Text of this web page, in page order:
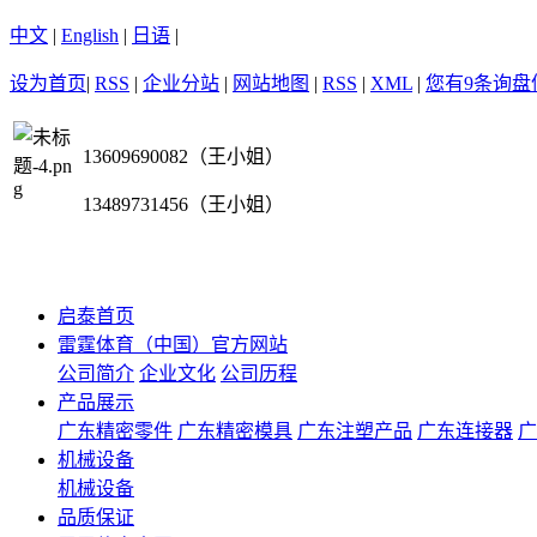
中文 | English | 日语 |
设为首页| RSS | 企业分站 | 网站地图 | RSS | XML | 您有9条询盘
13609690082（王小姐）
13489731456（王小姐）
启泰首页
雷霆体育（中国）官方网站
公司简介 企业文化 公司历程
产品展示
广东精密零件 广东精密模具 广东注塑产品 广东连接器
机械设备
机械设备
品质保证